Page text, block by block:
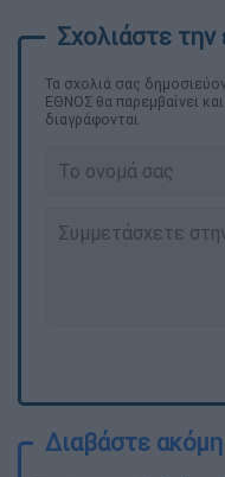
Τα σχολιά σας
ΕΘΝΟΣ θα παρεμβαίνει
διαγράφονται
Διαβάστε ακόμη